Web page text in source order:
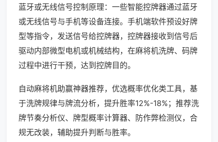
蓝牙或无线信号控制原理：一些智能控牌器通过蓝牙
或无线信号与手机等设备连接。手机端软件预设好牌
型等指令，发送信号给控牌器，控牌器接收到信号后
驱动内部微型电机或机械结构，在麻将机洗牌、码牌
过程中进行干预，达到控牌目的。
自动麻将机助赢神器推荐，优选概率优化类工具，基
于洗牌规律与牌流分析，提升胜率12%-18%；推荐洗
牌节奏分析仪、牌型概率计算器、防作弊检测仪，合
规无改装，辅助提升判断与胜率。